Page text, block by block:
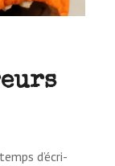
d’é­cri­